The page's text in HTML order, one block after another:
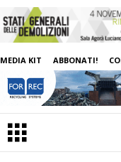
MEDIA KIT ABBONATI!